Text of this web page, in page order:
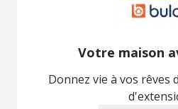
Votre maison
Donnez vie à vos rêves